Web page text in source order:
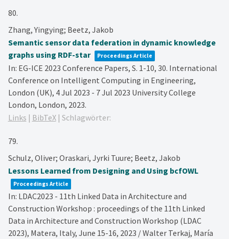
80.
Zhang, Yingying; Beetz, Jakob
Semantic sensor data federation in dynamic knowledge
graphs using RDF-star
Proceedings Article
In: EG-ICE 2023 Conference Papers, S. 1-10, 30. International
Conference on Intelligent Computing in Engineering,
London (UK), 4 Jul 2023 - 7 Jul 2023 University College
London, London, 2023.
Links | BibTeX| Schlagwörter:
79.
Schulz, Oliver; Oraskari, Jyrki Tuure; Beetz, Jakob
Lessons Learned from Designing and Using bcfOWL
Proceedings Article
In: LDAC2023 - 11th Linked Data in Architecture and
Construction Workshop : proceedings of the 11th Linked
Data in Architecture and Construction Workshop (LDAC
2023), Matera, Italy, June 15-16, 2023 / Walter Terkaj, María